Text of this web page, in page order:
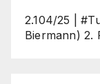
2.104/25 |
Biermann) 2.